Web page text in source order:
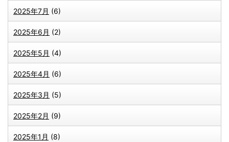
2025年7月 (6)
2025年6月 (2)
2025年5月 (4)
2025年4月 (6)
2025年3月 (5)
2025年2月 (9)
2025年1月 (8)